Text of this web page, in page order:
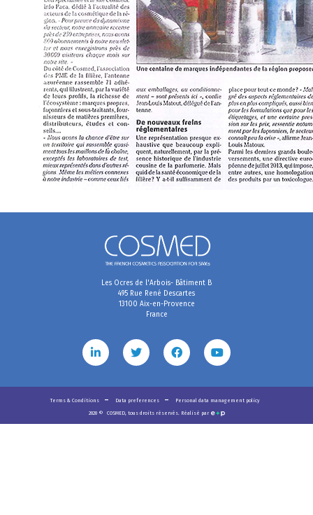
Les Ocres de l'Arbois- Bâtiment B
495 Rue René Descartes
13100 Aix-en-Provence
France
Terms & Conditions Data preferences
Personal data management policy
2020 © COSMED, tous droits réservés. Réalisé par